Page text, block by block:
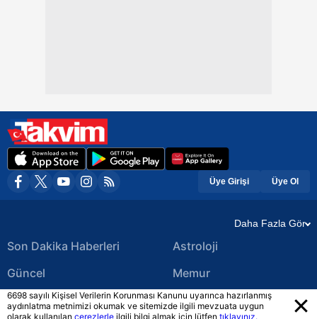
Üye Girişi Üye Ol
Daha Fazla Gör
Son Dakika Haberleri
Güncel
Ekonomi Haberleri
Astroloji
Memur
Yerel Haberler
6698 sayılı Kişisel Verilerin Korunması Kanunu uyarınca hazırlanmış
aydınlatma metnimizi okumak ve sitemizde ilgili mevzuata uygun
olarak kullanılan çerezlerle ilgili bilgi almak için lütfen tıklayınız.